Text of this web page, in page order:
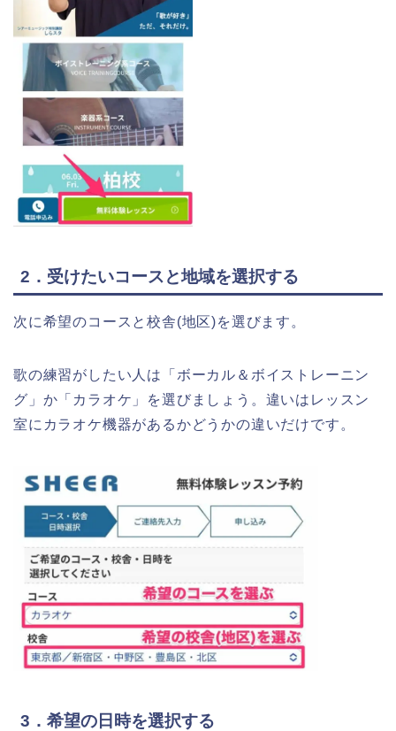
2．受けたいコースと地域を選択する
次に希望のコースと校舎(地区)を選びます。
歌の練習がしたい人は「ボーカル＆ボイストレーニン
グ」か「カラオケ」を選びましょう。違いはレッスン
室にカラオケ機器があるかどうかの違いだけです。
3．希望の日時を選択する